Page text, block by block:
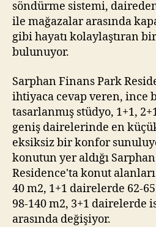
söndürme sistemi,
ile mağazalar arasında
gibi hayatı kolaylaştıran
bulunuyor.
Sarphan Finans Park
ihtiyaca cevap veren, ince
tasarlanmış stüdyo, 1+1,
geniş dairelerinde en
eksiksiz bir konfor
konutun yer aldığı
Residence'ta konut
40 m2, 1+1 dairelerde 62-
98-140 m2, 3+1 dairelerde
arasında değişiyor.